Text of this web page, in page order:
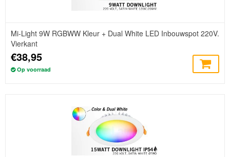
Mi-Light 9W RGBWW Kleur + Dual White LED Inbouwspot 220V.
Vierkant
€38,95
Op voorraad